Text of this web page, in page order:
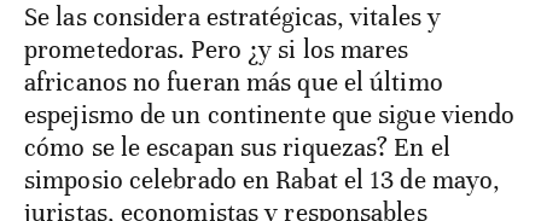
Se las considera estratégicas, vitales y
prometedoras. Pero ¿y si los mares
africanos no fueran más que el último
espejismo de un continente que sigue viendo
cómo se le escapan sus riquezas? En el
simposio celebrado en Rabat el 13 de mayo,
juristas, economistas y responsables